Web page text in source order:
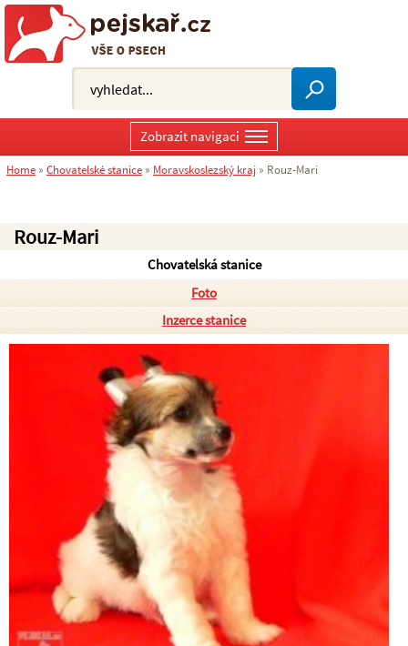
Rouz-Mari
Chovatelská stanice
Foto
Inzerce stanice
Zobrazit navigaci
Home » Chovatelské stanice » Moravskoslezský kraj » Rouz-Mari